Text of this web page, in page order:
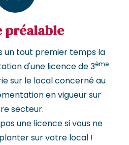
préalable
un tout premier temps la
d'une licence de 3ème
sur le local concerné au
en vigueur sur
secteur.
une licence si vous ne
sur votre local !